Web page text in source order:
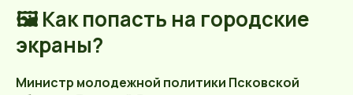
🖼 Как попасть на городские
экраны?
Министр молодежной политики Псковской